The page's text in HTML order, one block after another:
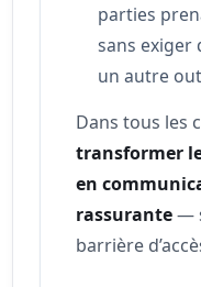
parties
sans exiger
un autre
Dans tous les
transformer
en
rassurante—
barrière